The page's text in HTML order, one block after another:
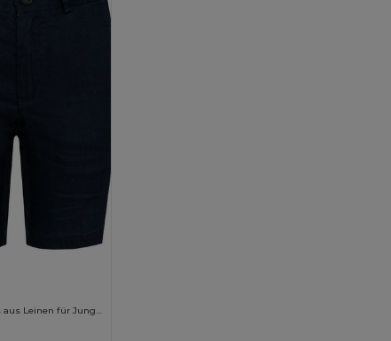
Bermuda-Shorts aus Leinen für Jungen